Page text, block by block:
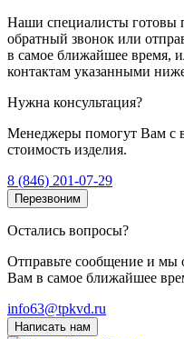
Наши специалисты готовы
обратный звонок или
в самое ближайшее время,
контактам указанными
Нужна консультация?
Менеджеры помогут Вам с
стоимость изделия.
8 (846) 201-07-29
Перезвоним
Остались вопросы?
Отправьте сообщение и мы
Вам в самое ближайшее
info63@tpkvd.ru
Написать нам